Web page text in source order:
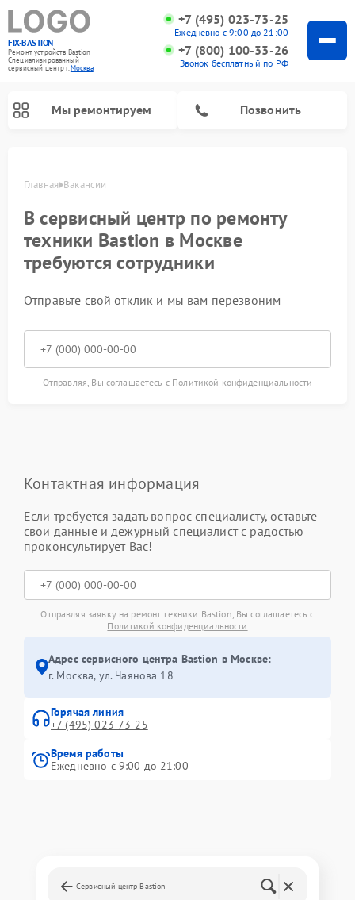
FIX-BASTION
Ремонт устройств Bastion
Специализированный
cервисный центр г.Москва
+7 (495) 023-73-25
Ежедневно с 9:00 до 21:00
+7 (800) 100-33-26
Звонок бесплатный по РФ
Мы ремонтируем Позвонить
Главная Вакансии
В сервисный центр по ремонту
техники Bastion в Москве
требуются сотрудники
Отправьте свой отклик и мы вам перезвоним
Отправляя, Вы соглашаетесь с Политикой конфиденциальности
Контактная информация
Если требуется задать вопрос специалисту, оставьте
свои данные и дежурный специалист с радостью
проконсультирует Вас!
Отправляя заявку на ремонт техники Bastion, Вы соглашаетесь с
Политикой конфиденциальности
Адрес сервисного центра Bastion в Москве:
г. Москва, ул. Чаянова 18
Горячая линия
+7 (495) 023-73-25
Время работы
Ежедневно с 9:00 до 21:00
Сервисный центр Bastion